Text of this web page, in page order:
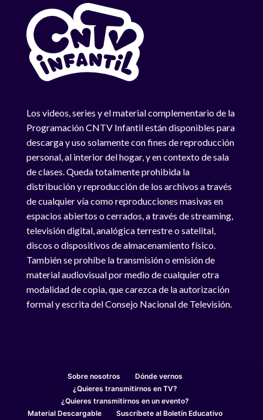
Los videos, series y el material complementario de la
Programación CNTV Infantil están disponibles para
descarga y uso solamente con fines de reproducción
personal, al interior del hogar, y en contexto de sala
de clases. Queda totalmente prohibida la
distribución y reproducción de los archivos a través
de cualquier vía como reproducciones masivas en
espacios abiertos o cerrados, a través de streaming,
televisión digital, analógica terrestre o satelital,
discos o dispositivos de almacenamiento físico.
También se prohíbe la transmisión o emisión de
material audiovisual por medio de cualquier otra
modalidad de copia, que carezca de la autorización
formal y escrita del Consejo Nacional de Televisión.
Sobre nosotros
Dónde vernos
¿Quieres transmitirnos en TV?
¿Quieres transmitirnos en un evento?
Material Descargable
Suscríbete al Boletín Educativo